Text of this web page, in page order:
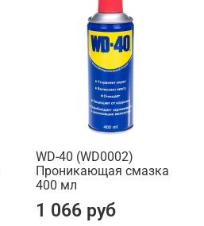
WD-40 (WD0002)
Проникающая смазка
400 мл
1 066 руб